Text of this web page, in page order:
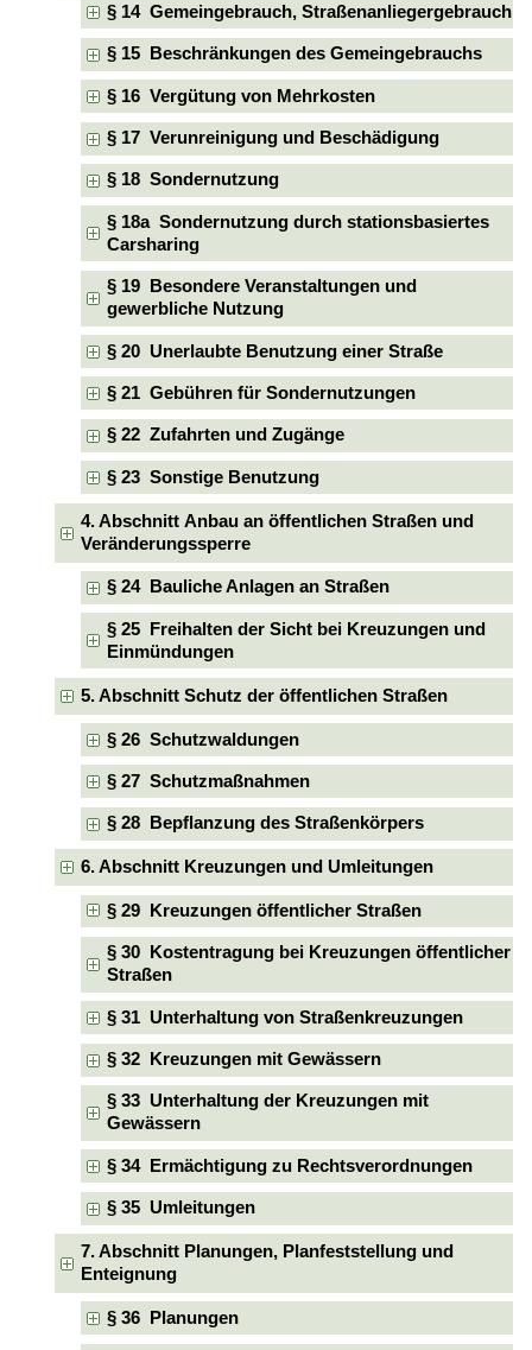
§ 14 Gemeingebrauch, Straßenanliegergebrauch
§ 15 Beschränkungen des Gemeingebrauchs
§ 16 Vergütung von Mehrkosten
§ 17 Verunreinigung und Beschädigung
§ 18 Sondernutzung
§ 18a Sondernutzung durch stationsbasiertes
Carsharing
§ 19 Besondere Veranstaltungen und
gewerbliche Nutzung
§ 20 Unerlaubte Benutzung einer Straße
§ 21 Gebühren für Sondernutzungen
§ 22 Zufahrten und Zugänge
§ 23 Sonstige Benutzung
4. Abschnitt Anbau an öffentlichen Straßen und
Veränderungssperre
§ 24 Bauliche Anlagen an Straßen
§ 25 Freihalten der Sicht bei Kreuzungen und
Einmündungen
5. Abschnitt Schutz der öffentlichen Straßen
§ 26 Schutzwaldungen
§ 27 Schutzmaßnahmen
§ 28 Bepflanzung des Straßenkörpers
6. Abschnitt Kreuzungen und Umleitungen
§ 29 Kreuzungen öffentlicher Straßen
§ 30 Kostentragung bei Kreuzungen öffentlicher
Straßen
§ 31 Unterhaltung von Straßenkreuzungen
§ 32 Kreuzungen mit Gewässern
§ 33 Unterhaltung der Kreuzungen mit
Gewässern
§ 34 Ermächtigung zu Rechtsverordnungen
§ 35 Umleitungen
7. Abschnitt Planungen, Planfeststellung und
Enteignung
§ 36 Planungen